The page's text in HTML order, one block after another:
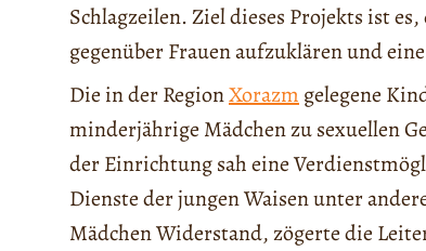
Schlagzeilen. Ziel dieses Projekts ist
gegenüber Frauen aufzuklären und
Die in der RegionXorazm gelegene
minderjährige Mädchen zu sexuellen
der Einrichtung sah eine
Dienste der jungen Waisen unter
Mädchen Widerstand, zögerte die